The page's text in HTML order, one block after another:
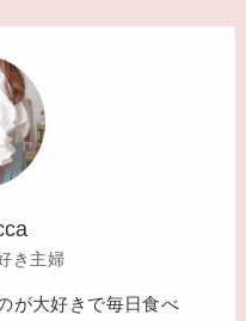
き主婦
が大好きで毎日食べ